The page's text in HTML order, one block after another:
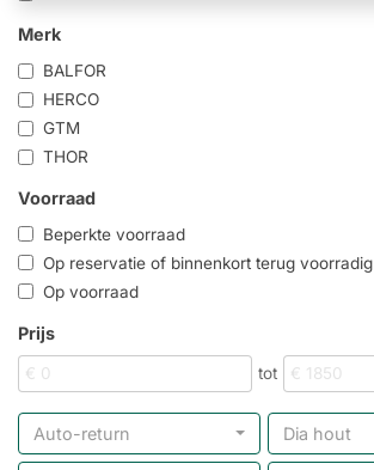
Merk
BALFOR
HERCO
GTM
THOR
Voorraad
Beperkte voorraad
Op reservatie of binnenkort terug voorradig
Op voorraad
Prijs
tot
Auto-return Dia hout